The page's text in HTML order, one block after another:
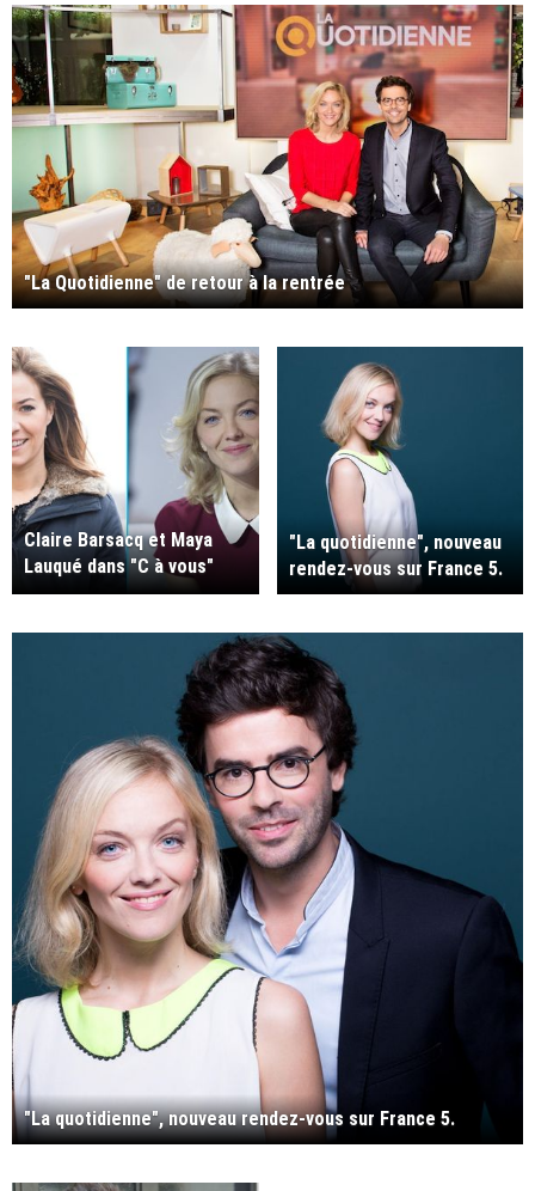
"La Quotidienne" de retour à la rentrée
Claire Barsacq et Maya
Lauqué dans "C à vous"
pendant une semaine.
"La quotidienne", nouveau
rendez-vous sur France 5.
"La quotidienne", nouveau rendez-vous sur France 5.